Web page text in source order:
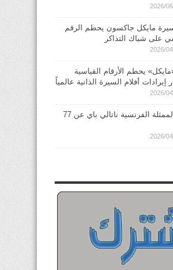
2026/
مايكل جاكسون يحطم الرقم
على شباك التذاكر
2026/
يحطم الأرقام القياسية
إيرادات أفلام السيرة الذاتية عالمياً
2026/
وفاة الممثلة الفرنسية ناتالي باي عن 77
2026/